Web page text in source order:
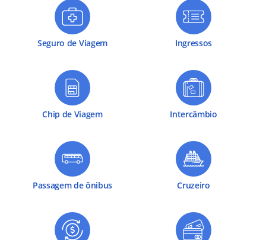
Seguro de Viagem Ingressos
Chip de Viagem Intercâmbio
Passagem de ônibus Cruzeiro